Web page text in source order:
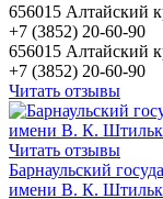
656015 Алтайский
+7 (3852) 20-60-90
656015 Алтайский
+7 (3852) 20-60-90
Читать отзывы
Читать отзывы
Барнаульский
имени В. К.